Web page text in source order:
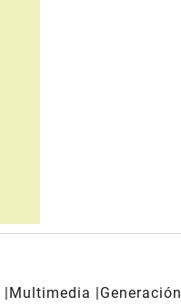
Multimedia
Generación